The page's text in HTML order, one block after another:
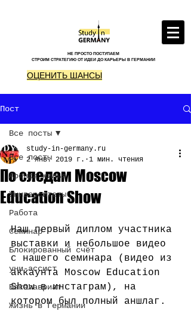
НЕ ПРОСТО ПОСТУПАЕМ
СТРОИМ СТРАТЕГИЮ ОТ ИДЕИ ДО КАРЬЕРЫ В ГЕРМАНИИ
ОЦЕНИТЬ ШАНСЫ
Пост
Все посты
Аренда жилья
Университеты
Работа
Семинар
Блокированный счёт
уни-ассист
Бакалавриат
Жизнь в Германии
Все посты
По следам Moscow
Education Show
study-in-germany.ru
2 янв. 2019 г.
1 мин. чтения
Наш первый диплом участника
выставки и небольшое видео
с нашего семинара (видео из
аккаунта Moscow Education
Show в инстаграм), на
котором был полный аншлаг.